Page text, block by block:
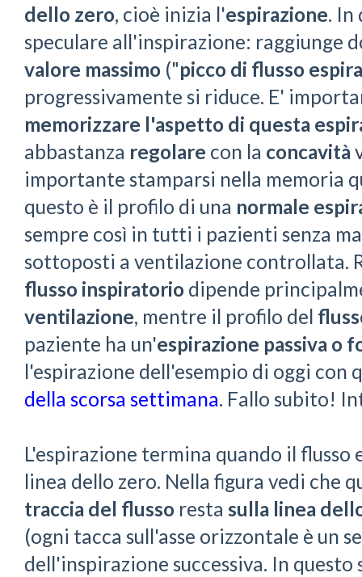
dello zero, cioè inizia l'espirazione. In
speculare all'inspirazione: raggiunge
valore massimo ("picco di flusso
progressivamente si riduce. E'
memorizzare l'aspetto di questa
abbastanza regolare con la concavità
importante stamparsi nella memoria
questo è il profilo di una normale
sempre così in tutti i pazienti senza
sottoposti a ventilazione controllata.
flusso inspiratorio dipende
ventilazione, mentre il profilo del
paziente ha un'espirazione passiva o
l'espirazione dell'esempio di oggi con
della scorsa settimana. Fallo subito!
L'espirazione termina quando il
linea dello zero. Nella figura vedi che
traccia del flusso resta sulla linea
(ogni tacca sull'asse orizzontale è un
dell'inspirazione successiva. In questo